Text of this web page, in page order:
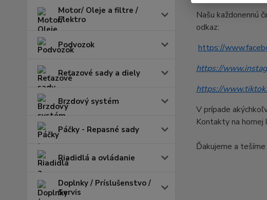
Motor/ Oleje a filtre /
Elektro
Podvozok
Reťazové sady a diely
Brzdový systém
Páčky - Repasné sady
Riadidlá a ovládanie
Doplnky / Príslušenstvo /
Servis
Našu každonennú
odkaz:
https://
https://
https://
V prípade
Kontakty na hornej
Ďakujeme a tešíme